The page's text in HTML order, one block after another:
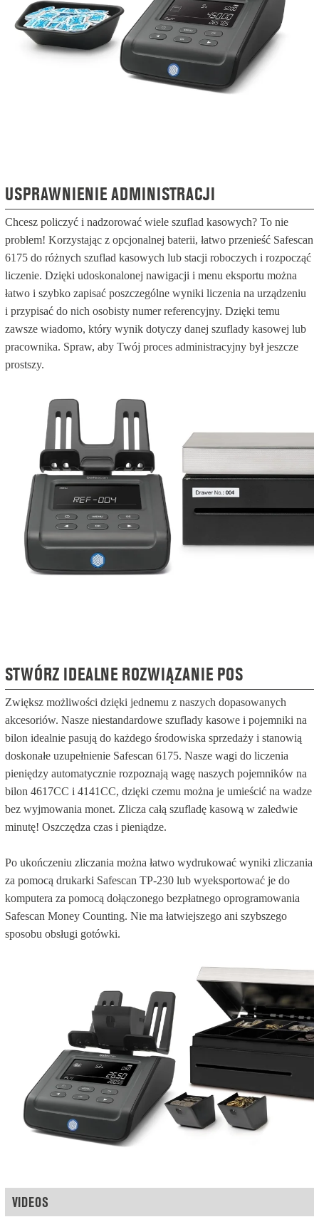
USPRAWNIENIE ADMINISTRACJI
Chcesz policzyć i nadzorować wiele szuflad kasowych? To nie
problem! Korzystając z opcjonalnej baterii, łatwo przenieść Safescan
6175 do różnych szuflad kasowych lub stacji roboczych i rozpocząć
liczenie. Dzięki udoskonalonej nawigacji i menu eksportu można
łatwo i szybko zapisać poszczególne wyniki liczenia na urządzeniu
i przypisać do nich osobisty numer referencyjny. Dzięki temu
zawsze wiadomo, który wynik dotyczy danej szuflady kasowej lub
pracownika. Spraw, aby Twój proces administracyjny był jeszcze
prostszy.
STWÓRZ IDEALNE ROZWIĄZANIE POS
Zwiększ możliwości dzięki jednemu z naszych dopasowanych
akcesoriów. Nasze niestandardowe szuflady kasowe i pojemniki na
bilon idealnie pasują do każdego środowiska sprzedaży i stanowią
doskonałe uzupełnienie Safescan 6175. Nasze wagi do liczenia
pieniędzy automatycznie rozpoznają wagę naszych pojemników na
bilon 4617CC i 4141CC, dzięki czemu można je umieścić na wadze
bez wyjmowania monet. Zlicza całą szufladę kasową w zaledwie
minutę! Oszczędza czas i pieniądze.
Po ukończeniu zliczania można łatwo wydrukować wyniki zliczania
za pomocą drukarki Safescan TP-230 lub wyeksportować je do
komputera za pomocą dołączonego bezpłatnego oprogramowania
Safescan Money Counting. Nie ma łatwiejszego ani szybszego
sposobu obsługi gotówki.
VIDEOS